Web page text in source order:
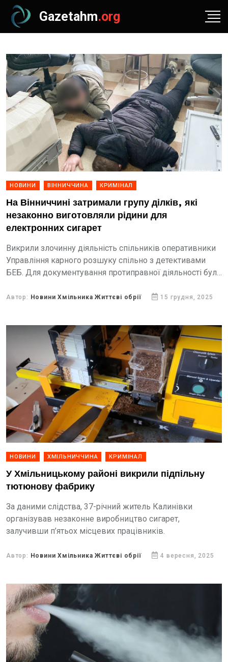
Gazetahm.org
НОВИНИ ВІННИЧЧИНА КРИМІНАЛ
На Вінниччині затримали групу ділків, які
незаконно виготовляли рідини для
електронних сигарет
Викрили злочинну діяльність спільників оперативники
Управління карного розшуку спільно з детективами
БЕБ. Для документування протиправної діяльності було
виробництва, зберігання, збуту та проживання
Автор: Новини Хмільника Життєві обрії 15 грудня, 2025
НОВИНИ ХМІЛЬНИЧЧИНА КРИМІНАЛ
У Хмільницькому районі викрили підпільну
тютюнову фабрику
За даними слідства, 37-річний житель Калинівки
організував незаконне виробництво сигарет,
залучивши п’ятьох місцевих працівників.
Автор: Новини Хмільника Життєві обрії 4 вересня, 2025